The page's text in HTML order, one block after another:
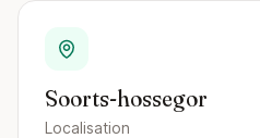
Soorts-hossegor
Localisation